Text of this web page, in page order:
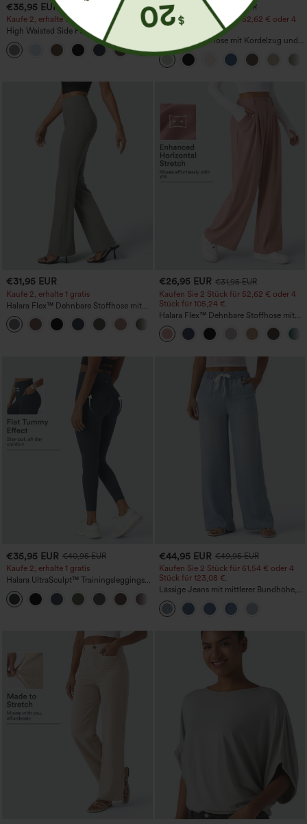
€35,95 EUR
Kaufe 2, erhalte 1 gratis
High Waisted Side Pocket Straight Leg
Work Pants
+23
€31,95 EUR €35,95 EUR
Kaufen Sie 2 Stück für 52,62 € oder 4
Stück für 105,24 €.
Hochtaillierte Hose mit Kordelzug und
Taschen, weitem Bein, lässig und locker
in Leinenoptik
€31,95 EUR
Kaufe 2, erhalte 1 gratis
Halara Flex™ Dehnbare Stoffhose mit
hohem Bund und Seitentasche hinten
€26,95 EUR €31,95 EUR
Kaufen Sie 2 Stück für 52,62 € oder 4
Stück für 105,24 €.
Halara Flex™ Dehnbare Stoffhose mit
hohem Bund, Waffelmuster,
Seitentaschen und weitem Bein
€35,95 EUR €40,95 EUR
Kaufe 2, erhalte 1 gratis
Halara UltraSculpt™ Trainingsleggings
mit hohem Bund – raffende Push-up-
Po-Form, Bauchkontrolle, Taschen und
formende Passform
€44,95 EUR €49,95 EUR
Kaufen Sie 2 Stück für 61,54 € oder 4
Stück für 123,08 €.
Lässige Jeans mit mittlerer Bundhöhe,
Kordelzug und Taschen